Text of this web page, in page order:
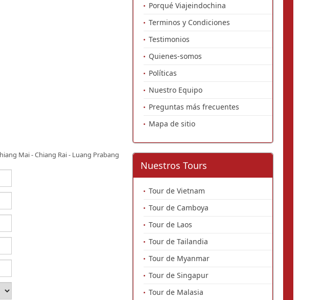
Mai-Chiang Rai- Luang Prabang
Porqué Viajeindochina
Terminos y Condiciones
Testimonios
Quienes-somos
Políticas
Nuestro Equipo
Preguntas más frecuentes
Mapa de sitio
Nuestros Tours
Tour de Vietnam
Tour de Camboya
Tour de Laos
Tour de Tailandia
Tour de Myanmar
Tour de Singapur
Tour de Malasia